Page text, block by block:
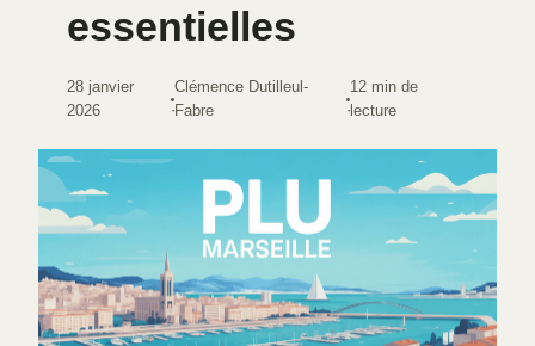
essentielles
28 janvier
2026
·
Clémence Dutilleul-
Fabre
·
12 min de
lecture